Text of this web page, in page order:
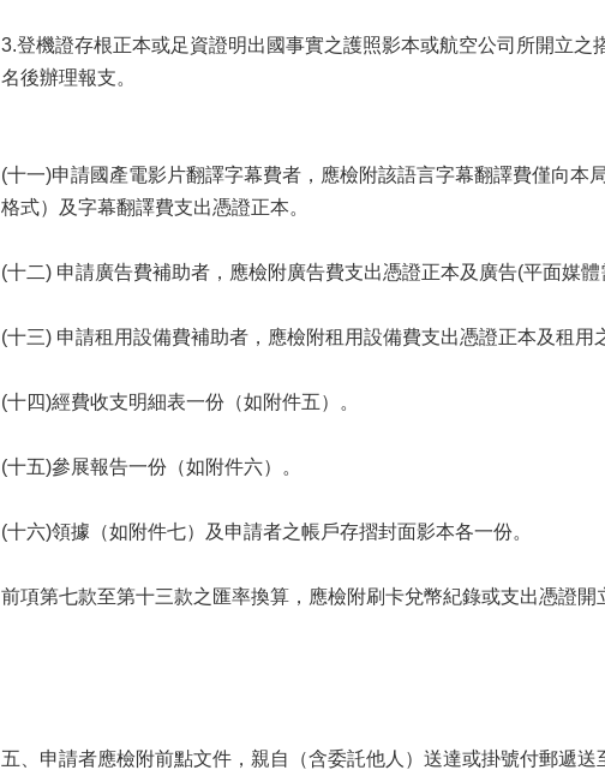
3.登機證存根正本或足資證明出國事實之護照影本或航空公司所開立
名後辦理報支。
(十一)申請國產電影片翻譯字幕費者，應檢附該語言字幕翻譯費僅向
格式）及字幕翻譯費支出憑證正本。
(十二) 申請廣告費補助者，應檢附廣告費支出憑證正本及廣告(平面媒
(十三) 申請租用設備費補助者，應檢附租用設備費支出憑證正本及租用
(十四)經費收支明細表一份（如附件五）。
(十五)參展報告一份（如附件六）。
(十六)領據（如附件七）及申請者之帳戶存摺封面影本各一份。
前項第七款至第十三款之匯率換算，應檢附刷卡兌幣紀錄或支出憑證
五、申請者應檢附前點文件，親自（含委託他人）送達或掛號付郵遞